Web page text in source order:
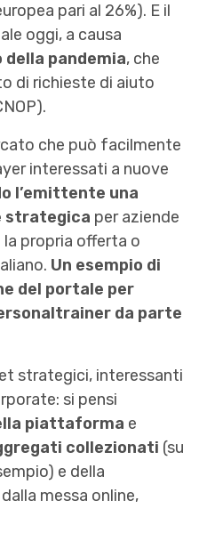
pari al 26%). E il
oggi, a causa
pandemia, che
di richieste di aiuto
che può facilmente
interessati a nuove
l’emittente una
strategica per aziende
propria offerta o
Un esempio di
del portale per
da parte
strategici, interessanti
si pensi
piattaforma e
collezionati (su
e della
messa online,